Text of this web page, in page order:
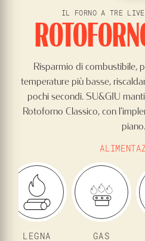
IL FORNO A TRE
Risparmio di combustibile,
temperature più basse,
pochi secondi. SU&GIU
Rotoforno Classico, con
piano.
LEGNA GAS